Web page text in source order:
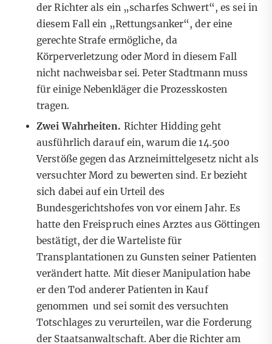
der Richter als ein „scharfes Schwert“, es sei in
diesem Fall ein „Rettungsanker“, der eine
gerechte Strafe ermögliche, da
Körperverletzung oder Mord in diesem Fall
nicht nachweisbar sei. Peter Stadtmann muss
für einige Nebenkläger die Prozesskosten
tragen.
Zwei Wahrheiten. Richter Hidding geht
ausführlich darauf ein, warum die 14.500
Verstöße gegen das Arzneimittelgesetz nicht als
versuchter Mord zu bewerten sind. Er bezieht
sich dabei auf ein Urteil des
Bundesgerichtshofes von vor einem Jahr. Es
hatte den Freispruch eines Arztes aus Göttingen
bestätigt, der die Warteliste für
Transplantationen zu Gunsten seiner Patienten
verändert hatte. Mit dieser Manipulation habe
er den Tod anderer Patienten in Kauf
genommen und sei somit des versuchten
Totschlages zu verurteilen, war die Forderung
der Staatsanwaltschaft. Aber die Richter am